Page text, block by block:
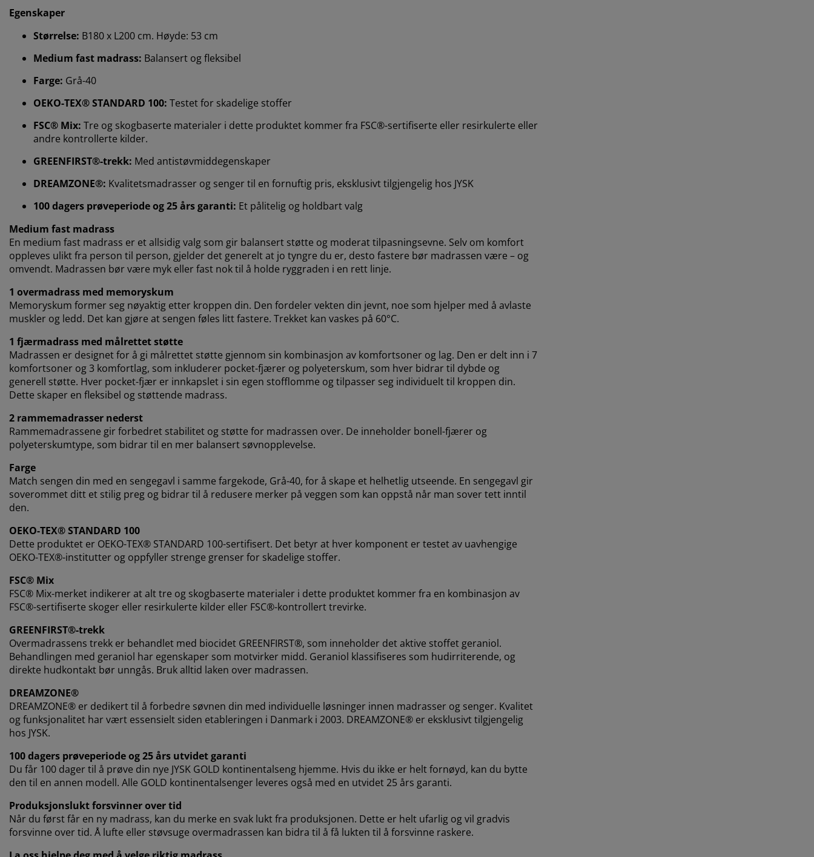
Egenskaper
Størrelse: B180 x L200 cm. Høyde: 53 cm
Medium fast madrass: Balansert og fleksibel
Farge: Grå-40
OEKO-TEX® STANDARD 100: Testet for skadelige stoffer
FSC® Mix: Tre og skogbaserte materialer i dette produktet kommer fra FSC®-sertifiserte eller resirkulerte eller
andre kontrollerte kilder.
GREENFIRST®-trekk: Med antistøvmiddegenskaper
DREAMZONE®: Kvalitetsmadrasser og senger til en fornuftig pris, eksklusivt tilgjengelig hos JYSK
100 dagers prøveperiode og 25 års garanti: Et pålitelig og holdbart valg
Medium fast madrass
En medium fast madrass er et allsidig valg som gir balansert støtte og moderat tilpasningsevne. Selv om komfort
oppleves ulikt fra person til person, gjelder det generelt at jo tyngre du er, desto fastere bør madrassen være – og
omvendt. Madrassen bør være myk eller fast nok til å holde ryggraden i en rett linje.
1 overmadrass med memoryskum
Memoryskum former seg nøyaktig etter kroppen din. Den fordeler vekten din jevnt, noe som hjelper med å avlaste
muskler og ledd. Det kan gjøre at sengen føles litt fastere. Trekket kan vaskes på 60°C.
1 fjærmadrass med målrettet støtte
Madrassen er designet for å gi målrettet støtte gjennom sin kombinasjon av komfortsoner og lag. Den er delt inn i 7
komfortsoner og 3 komfortlag, som inkluderer pocket-fjærer og polyeterskum, som hver bidrar til dybde og
generell støtte. Hver pocket-fjær er innkapslet i sin egen stofflomme og tilpasser seg individuelt til kroppen din.
Dette skaper en fleksibel og støttende madrass.
2 rammemadrasser nederst
Rammemadrassene gir forbedret stabilitet og støtte for madrassen over. De inneholder bonell-fjærer og
polyeterskumtype, som bidrar til en mer balansert søvnopplevelse.
Farge
Match sengen din med en sengegavl i samme fargekode, Grå-40, for å skape et helhetlig utseende. En sengegavl gir
soverommet ditt et stilig preg og bidrar til å redusere merker på veggen som kan oppstå når man sover tett inntil
den.
OEKO-TEX® STANDARD 100
Dette produktet er OEKO-TEX® STANDARD 100-sertifisert. Det betyr at hver komponent er testet av uavhengige
OEKO-TEX®-institutter og oppfyller strenge grenser for skadelige stoffer.
FSC® Mix
FSC® Mix-merket indikerer at alt tre og skogbaserte materialer i dette produktet kommer fra en kombinasjon av
FSC®-sertifiserte skoger eller resirkulerte kilder eller FSC®-kontrollert trevirke.
GREENFIRST®-trekk
Overmadrassens trekk er behandlet med biocidet GREENFIRST®, som inneholder det aktive stoffet geraniol.
Behandlingen med geraniol har egenskaper som motvirker midd. Geraniol klassifiseres som hudirriterende, og
direkte hudkontakt bør unngås. Bruk alltid laken over madrassen.
DREAMZONE®
DREAMZONE® er dedikert til å forbedre søvnen din med individuelle løsninger innen madrasser og senger. Kvalitet
og funksjonalitet har vært essensielt siden etableringen i Danmark i 2003. DREAMZONE® er eksklusivt tilgjengelig
hos JYSK.
100 dagers prøveperiode og 25 års utvidet garanti
Du får 100 dager til å prøve din nye JYSK GOLD kontinentalseng hjemme. Hvis du ikke er helt fornøyd, kan du bytte
den til en annen modell. Alle GOLD kontinentalsenger leveres også med en utvidet 25 års garanti.
Produksjonslukt forsvinner over tid
Når du først får en ny madrass, kan du merke en svak lukt fra produksjonen. Dette er helt ufarlig og vil gradvis
forsvinne over tid. Å lufte eller støvsuge overmadrassen kan bidra til å få lukten til å forsvinne raskere.